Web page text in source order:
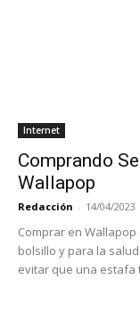
Internet
Comprando
Wallapop
Redacción - 14/04/2023
Comprar en
bolsillo y para la
evitar que una estafa